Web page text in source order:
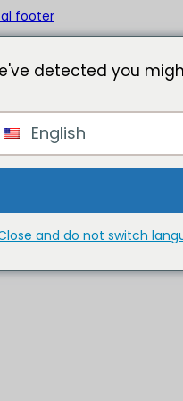
al footer
detected you
English
and do not switch